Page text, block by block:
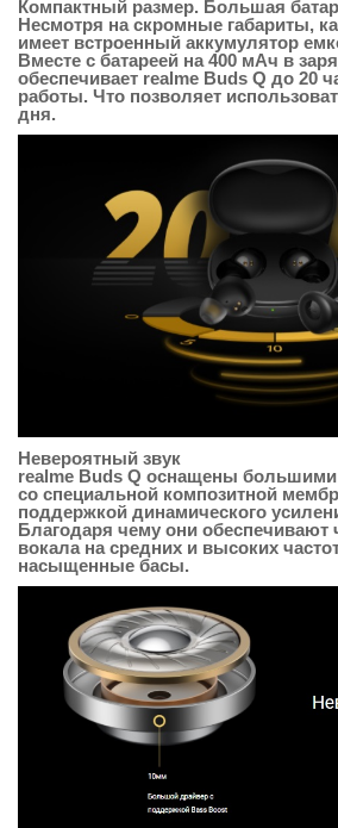
Компактный размер. Большая
Несмотря на скромные габариты,
имеет встроенный аккумулятор
Вместе с батареей на 400 мАч в
обеспечивает realme Buds Q до 20
работы. Что позволяет
дня.
Невероятный звук
realme Buds Q оснащены
со специальной композитной
поддержкой динамического
Благодаря чему они обеспечивают
вокала на средних и высоких
насыщенные басы.